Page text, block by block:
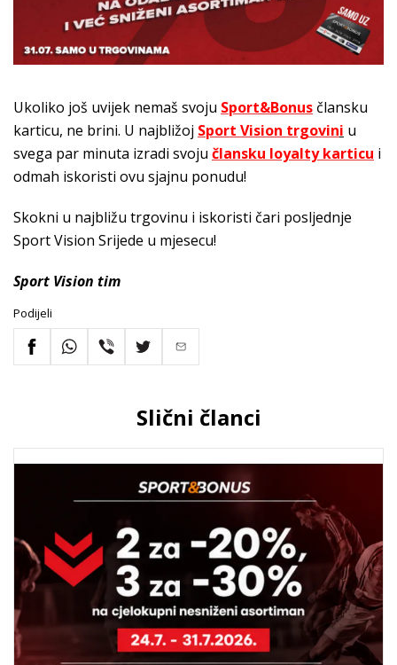
Ukoliko još uvijek nemaš svoju Sport&Bonus člansku
karticu, ne brini. U najbližoj Sport Vision trgovini u
svega par minuta izradi svoju člansku loyalty karticu i
odmah iskoristi ovu sjajnu ponudu!
Skokni u najbližu trgovinu i iskoristi čari posljednje
Sport Vision Srijede u mjesecu!
Sport Vision tim
Podijeli
Slični članci